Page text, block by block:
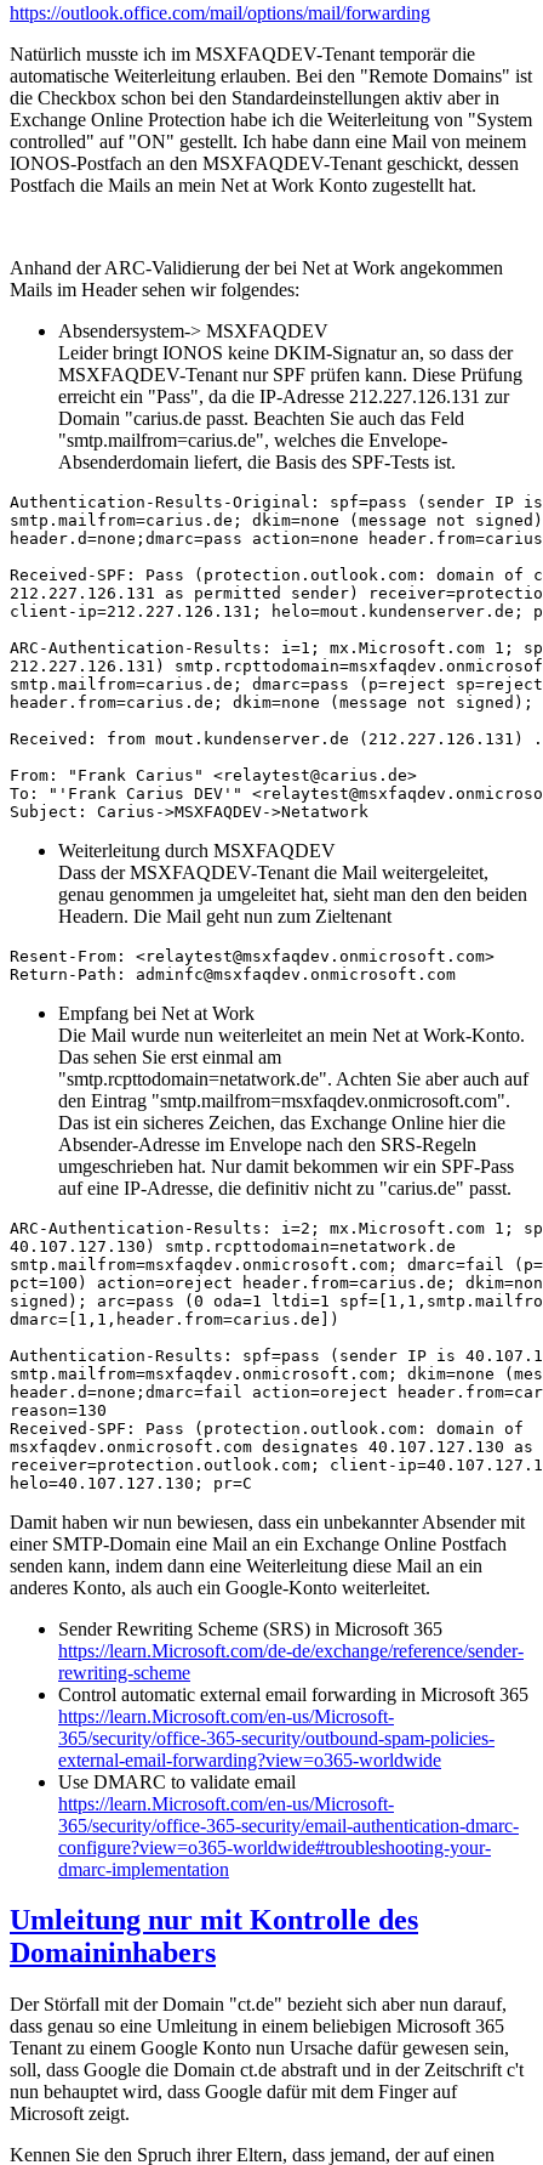
https://outlook.office.com/mail/options/mail/forwarding
Natürlich musste ich im MSXFAQDEV-Tenant temporär die
automatische Weiterleitung erlauben. Bei den "Remote Domains" ist
die Checkbox schon bei den Standardeinstellungen aktiv aber in
Exchange Online Protection habe ich die Weiterleitung von "System
controlled" auf "ON" gestellt. Ich habe dann eine Mail von meinem
IONOS-Postfach an den MSXFAQDEV-Tenant geschickt, dessen
Postfach die Mails an mein Net at Work Konto zugestellt hat.
Anhand der ARC-Validierung der bei Net at Work angekommen
Mails im Header sehen wir folgendes:
Absendersystem-> MSXFAQDEV
Leider bringt IONOS keine DKIM-Signatur an, so dass der
MSXFAQDEV-Tenant nur SPF prüfen kann. Diese Prüfung
erreicht ein "Pass", da die IP-Adresse 212.227.126.131 zur
Domain "carius.de passt. Beachten Sie auch das Feld
"smtp.mailfrom=carius.de", welches die Envelope-
Absenderdomain liefert, die Basis des SPF-Tests ist.
Authentication-Results-Original: spf=pass (sender IP is
smtp.mailfrom=carius.de; dkim=none (message not signed)
header.d=none;dmarc=pass action=none
Received-SPF: Pass (protection.outlook.com: domain of
212.227.126.131 as permitted sender)
client-ip=212.227.126.131; helo=mout.kundenserver.de;
ARC-Authentication-Results: i=1; mx.Microsoft.com 1;
212.227.126.131)
smtp.mailfrom=carius.de; dmarc=pass (p=reject
header.from=carius.de; dkim=none (message not signed);
Received: from mout.kundenserver.de (212.227.126.131)
From: "Frank Carius" <relaytest@carius.de>
To: "'Frank Carius DEV'"
Subject: Carius->MSXFAQDEV->Netatwork
Weiterleitung durch MSXFAQDEV
Dass der MSXFAQDEV-Tenant die Mail weitergeleitet,
genau genommen ja umgeleitet hat, sieht man den den beiden
Headern. Die Mail geht nun zum Zieltenant
Resent-From: <relaytest@msxfaqdev.onmicrosoft.com>
Return-Path: adminfc@msxfaqdev.onmicrosoft.com
Empfang bei Net at Work
Die Mail wurde nun weiterleitet an mein Net at Work-Konto.
Das sehen Sie erst einmal am
"smtp.rcpttodomain=netatwork.de". Achten Sie aber auch auf
den Eintrag "smtp.mailfrom=msxfaqdev.onmicrosoft.com".
Das ist ein sicheres Zeichen, das Exchange Online hier die
Absender-Adresse im Envelope nach den SRS-Regeln
umgeschrieben hat. Nur damit bekommen wir ein SPF-Pass
auf eine IP-Adresse, die definitiv nicht zu "carius.de" passt.
ARC-Authentication-Results: i=2; mx.Microsoft.com 1;
40.107.127.130) smtp.rcpttodomain=netatwork.de
smtp.mailfrom=msxfaqdev.onmicrosoft.com; dmarc=fail
pct=100) action=oreject header.from=carius.de;
signed); arc=pass (0 oda=1 ltdi=1
dmarc=[1,1,header.from=carius.de])
Authentication-Results: spf=pass (sender IP is
smtp.mailfrom=msxfaqdev.onmicrosoft.com; dkim=none
header.d=none;dmarc=fail action=oreject
reason=130
Received-SPF: Pass (protection.outlook.com: domain of
msxfaqdev.onmicrosoft.com designates 40.107.127.130
receiver=protection.outlook.com; client-
helo=40.107.127.130; pr=C
Damit haben wir nun bewiesen, dass ein unbekannter Absender mit
einer SMTP-Domain eine Mail an ein Exchange Online Postfach
senden kann, indem dann eine Weiterleitung diese Mail an ein
anderes Konto, als auch ein Google-Konto weiterleitet.
Sender Rewriting Scheme (SRS) in Microsoft 365
https://learn.Microsoft.com/de-de/exchange/reference/sender-
rewriting-scheme
Control automatic external email forwarding in Microsoft 365
https://learn.Microsoft.com/en-us/Microsoft-
365/security/office-365-security/outbound-spam-policies-
external-email-forwarding?view=o365-worldwide
Use DMARC to validate email
https://learn.Microsoft.com/en-us/Microsoft-
365/security/office-365-security/email-authentication-dmarc-
configure?view=o365-worldwide#troubleshooting-your-
dmarc-implementation
Umleitung nur mit Kontrolle des
Domaininhabers
Der Störfall mit der Domain "ct.de" bezieht sich aber nun darauf,
dass genau so eine Umleitung in einem beliebigen Microsoft 365
Tenant zu einem Google Konto nun Ursache dafür gewesen sein,
soll, dass Google die Domain ct.de abstraft und in der Zeitschrift c't
nun behauptet wird, dass Google dafür mit dem Finger auf
Microsoft zeigt.
Kennen Sie den Spruch ihrer Eltern, dass jemand, der auf einen